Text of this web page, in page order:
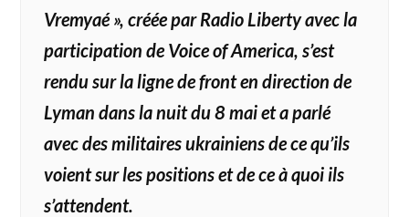
Vremyaé », créée par Radio Liberty avec la
participation de Voice of America, s’est
rendu sur la ligne de front en direction de
Lyman dans la nuit du 8 mai et a parlé
avec des militaires ukrainiens de ce qu’ils
voient sur les positions et de ce à quoi ils
s’attendent.